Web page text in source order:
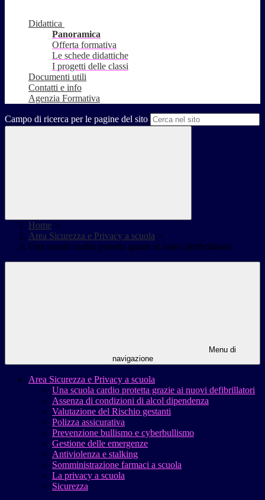
Didattica
Panoramica
Offerta formativa
Le schede didattiche
I progetti delle classi
Documenti utili
Contatti e info
Agenzia Formativa
Campo di ricerca per le pagine del sito
Home >
Area Sicurezza e Privacy a scuola >
Una scuola cardio protetta grazie ai nuovi defibrillatori
Menu di
navigazione
Area Sicurezza e Privacy a scuola
Una scuola cardio protetta grazie ai nuovi defibrillatori
Assenza di condizioni di alcol dipendenza
Valutazione del Rischio gestanti
Polizza assicurativa
Prevenzione bullismo e cyberbullismo
Gestione delle emergenze
Antiviolenza e stalking
Somministrazione farmaci a scuola
La privacy a scuola
Sicurezza